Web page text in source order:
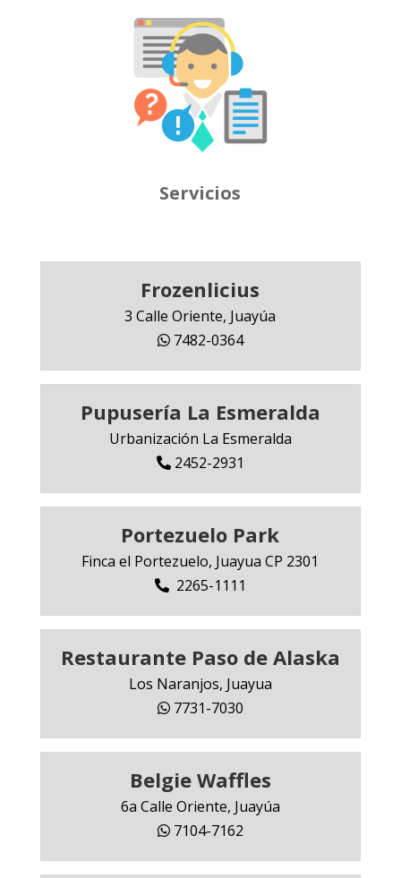
Servicios
Frozenlicius
3 Calle Oriente, Juayúa
7482-0364
Pupusería La Esmeralda
Urbanización La Esmeralda
2452-2931
Portezuelo Park
Finca el Portezuelo, Juayua CP 2301
2265-1111
Restaurante Paso de Alaska
Los Naranjos, Juayua
7731-7030
Belgie Waffles
6a Calle Oriente, Juayúa
7104-7162